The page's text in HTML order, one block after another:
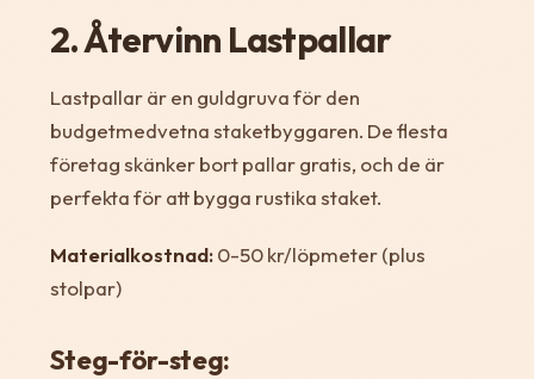
2. Återvinn Lastpallar
Lastpallar är en guldgruva för den
budgetmedvetna staketbyggaren. De flesta
företag skänker bort pallar gratis, och de är
perfekta för att bygga rustika staket.
Materialkostnad:0-50 kr/löpmeter (plus
stolpar)
Steg-för-steg: